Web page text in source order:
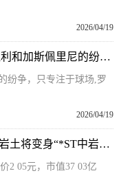
2026/04/19
【聚看点】恩迪卡：我们没关注拉涅利和加斯佩里尼的纷争，只专注于球场
纷争，只专注于球场,罗
2026/04/19
营收下降超30%、净资产转负，中化岩土将变身“*ST中岩”！16亿元债务告急，国资大股东“输血”能撑多久？
2 05元，市值37 03亿